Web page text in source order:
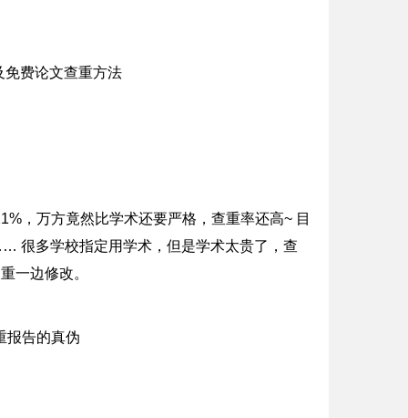
，万方竟然比学术还要严格，查重率还高~ 目
很多学校指定用学术，但是学术太贵了，查
一边修改。